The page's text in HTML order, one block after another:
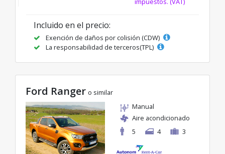
Incluido en el precio:
Exención de daños por colisión (CDW)
La responsabilidad de terceros(TPL)
Ford Ranger o similar
Manual
Aire acondicionado
5
4 3